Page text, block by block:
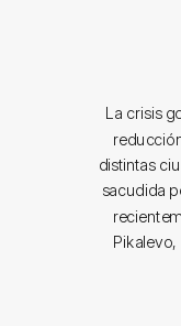
La crisis
distintas
sacudida